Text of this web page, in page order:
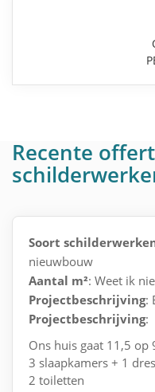
Recente
Soort
nieuwbouw
Aantal m²: Weet ik
Projectbeschrijving:
Projectbeschrijving:
Ons huis gaat 11,5 op
3 slaapkamers + 1
2 toiletten